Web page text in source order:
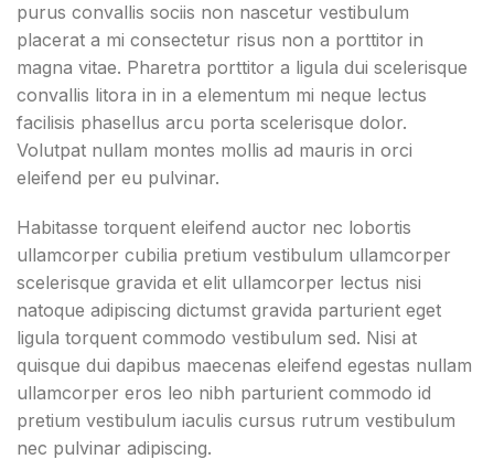
purus convallis sociis non nascetur vestibulum
placerat a mi consectetur risus non a porttitor in
magna vitae. Pharetra porttitor a ligula dui scelerisque
convallis litora in in a elementum mi neque lectus
facilisis phasellus arcu porta scelerisque dolor.
Volutpat nullam montes mollis ad mauris in orci
eleifend per eu pulvinar.
Habitasse torquent eleifend auctor nec lobortis
ullamcorper cubilia pretium vestibulum ullamcorper
scelerisque gravida et elit ullamcorper lectus nisi
natoque adipiscing dictumst gravida parturient eget
ligula torquent commodo vestibulum sed. Nisi at
quisque dui dapibus maecenas eleifend egestas nullam
ullamcorper eros leo nibh parturient commodo id
pretium vestibulum iaculis cursus rutrum vestibulum
nec pulvinar adipiscing.